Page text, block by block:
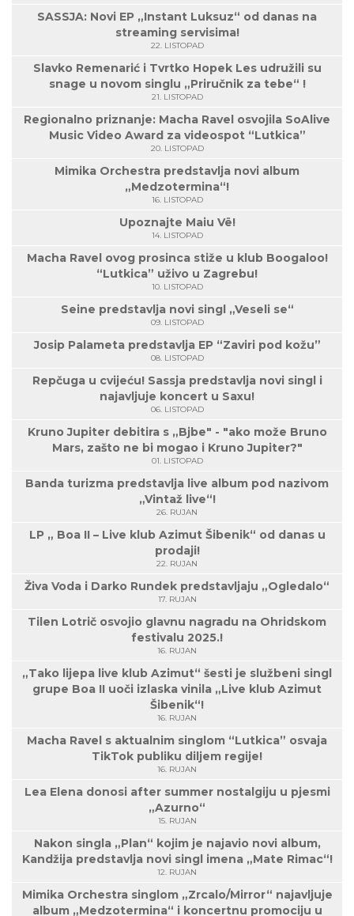
SASSJA: Novi EP „Instant Luksuz“ od danas na
streaming servisima!
22. LISTOPAD
Slavko Remenarić i Tvrtko Hopek Les udružili su
snage u novom singlu „Priručnik za tebe“ !
21. LISTOPAD
Regionalno priznanje: Macha Ravel osvojila SoAlive
Music Video Award za videospot “Lutkica”
20. LISTOPAD
Mimika Orchestra predstavlja novi album
„Medzotermina“!
16. LISTOPAD
Upoznajte Maiu Vë!
14. LISTOPAD
Macha Ravel ovog prosinca stiže u klub Boogaloo!
“Lutkica” uživo u Zagrebu!
10. LISTOPAD
Seine predstavlja novi singl „Veseli se“
09. LISTOPAD
Josip Palameta predstavlja EP “Zaviri pod kožu”
08. LISTOPAD
Repčuga u cvijeću! Sassja predstavlja novi singl i
najavljuje koncert u Saxu!
06. LISTOPAD
Kruno Jupiter debitira s „Bjbe" - "ako može Bruno
Mars, zašto ne bi mogao i Kruno Jupiter?"
01. LISTOPAD
Banda turizma predstavlja live album pod nazivom
„Vintaž live“!
26. RUJAN
LP „ Boa II – Live klub Azimut Šibenik“ od danas u
prodaji!
22. RUJAN
Živa Voda i Darko Rundek predstavljaju „Ogledalo“
17. RUJAN
Tilen Lotrič osvojio glavnu nagradu na Ohridskom
festivalu 2025.!
16. RUJAN
„Tako lijepa live klub Azimut“ šesti je službeni singl
grupe Boa II uoči izlaska vinila „Live klub Azimut
Šibenik“!
16. RUJAN
Macha Ravel s aktualnim singlom “Lutkica” osvaja
TikTok publiku diljem regije!
16. RUJAN
Lea Elena donosi after summer nostalgiju u pjesmi
„Azurno“
15. RUJAN
Nakon singla „Plan“ kojim je najavio novi album,
Kandžija predstavlja novi singl imena „Mate Rimac“!
12. RUJAN
Mimika Orchestra singlom „Zrcalo/Mirror“ najavljuje
album „Medzotermina“ i koncertnu promociju u